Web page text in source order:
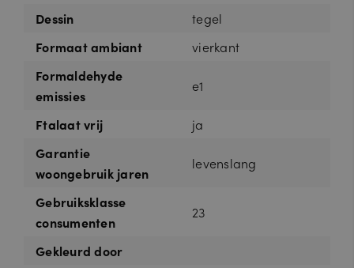
Dessin
tegel
Formaat ambiant
vierkant
Formaldehyde
emissies
e1
Ftalaat vrij
ja
Garantie
woongebruik jaren
levenslang
Gebruiksklasse
consumenten
23
Gekleurd door